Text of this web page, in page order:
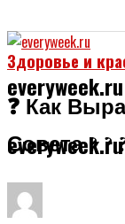
everyweek.ru
everyweek.ru
Здоровье и
❓ Как
Совета ? ?